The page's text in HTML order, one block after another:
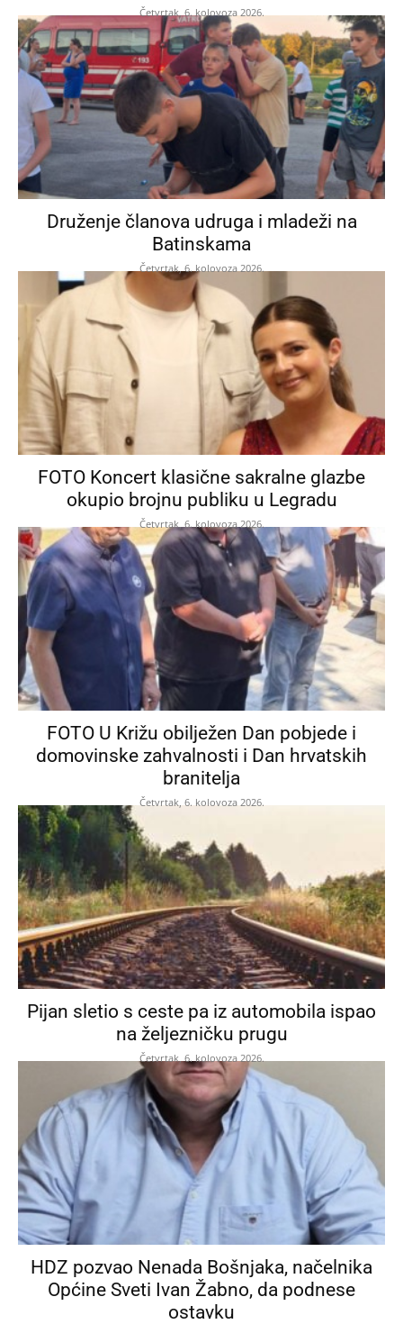
Četvrtak, 6. kolovoza 2026.
Druženje članova udruga i mladeži na
Batinskama
Četvrtak, 6. kolovoza 2026.
FOTO Koncert klasične sakralne glazbe
okupio brojnu publiku u Legradu
Četvrtak, 6. kolovoza 2026.
FOTO U Križu obilježen Dan pobjede i
domovinske zahvalnosti i Dan hrvatskih
branitelja
Četvrtak, 6. kolovoza 2026.
Pijan sletio s ceste pa iz automobila ispao
na željezničku prugu
Četvrtak, 6. kolovoza 2026.
HDZ pozvao Nenada Bošnjaka, načelnika
Općine Sveti Ivan Žabno, da podnese
ostavku